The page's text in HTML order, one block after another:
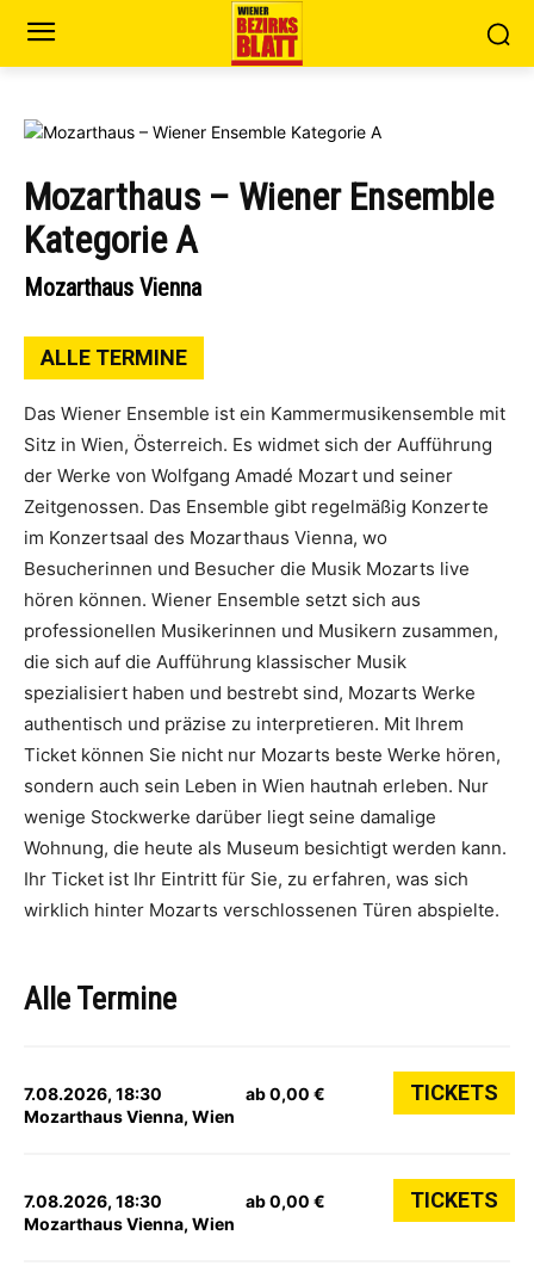
Mozarthaus – Wiener Ensemble
Kategorie A
Mozarthaus Vienna
ALLE TERMINE
Das Wiener Ensemble ist ein Kammermusikensemble mit
Sitz in Wien, Österreich. Es widmet sich der Aufführung
der Werke von Wolfgang Amadé Mozart und seiner
Zeitgenossen. Das Ensemble gibt regelmäßig Konzerte
im Konzertsaal des Mozarthaus Vienna, wo
Besucherinnen und Besucher die Musik Mozarts live
hören können. Wiener Ensemble setzt sich aus
professionellen Musikerinnen und Musikern zusammen,
die sich auf die Aufführung klassischer Musik
spezialisiert haben und bestrebt sind, Mozarts Werke
authentisch und präzise zu interpretieren. Mit Ihrem
Ticket können Sie nicht nur Mozarts beste Werke hören,
sondern auch sein Leben in Wien hautnah erleben. Nur
wenige Stockwerke darüber liegt seine damalige
Wohnung, die heute als Museum besichtigt werden kann.
Ihr Ticket ist Ihr Eintritt für Sie, zu erfahren, was sich
wirklich hinter Mozarts verschlossenen Türen abspielte.
Alle Termine
7.08.2026, 18:30
Mozarthaus Vienna, Wien
ab 0,00 € TICKETS
7.08.2026, 18:30
Mozarthaus Vienna, Wien
ab 0,00 € TICKETS